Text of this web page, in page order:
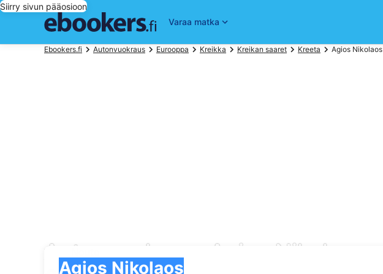
Siirry sivun pääosioon
Varaa matka
Ebookers.fi Autonvuokraus Eurooppa Kreikka Kreikan saaret Kreeta Agios Nikolaos
Autonvuokraus Agios Nikolaos
Agios Nikolaos